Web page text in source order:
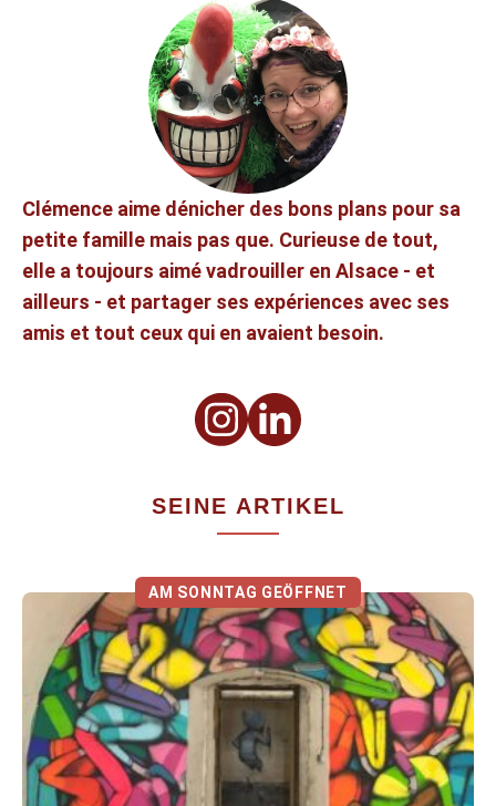
Clémence aime dénicher des bons plans pour sa
petite famille mais pas que. Curieuse de tout,
elle a toujours aimé vadrouiller en Alsace - et
ailleurs - et partager ses expériences avec ses
amis et tout ceux qui en avaient besoin.
SEINE ARTIKEL
AM SONNTAG GEÖFFNET